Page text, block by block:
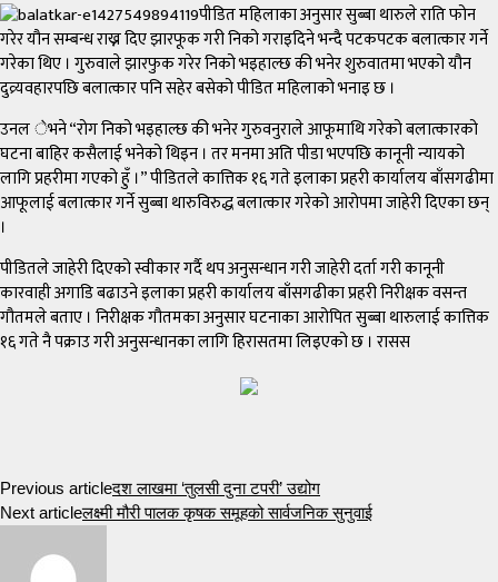
पीडित महिलाका अनुसार सुब्बा थारुले राति फोन
गरेर यौन सम्बन्ध राख्न दिए झारफूक गरी निको गराइदिने भन्दै पटकपटक बलात्कार गर्ने
गरेका थिए । गुरुवाले झारफुक गरेर निको भइहाल्छ की भनेर शुरुवातमा भएको यौन
दुव्र्यवहारपछि बलात्कार पनि सहेर बसेको पीडित महिलाको भनाइ छ ।
उनल ेभने “रोग निको भइहाल्छ की भनेर गुरुवनुराले आफूमाथि गरेको बलात्कारको
घटना बाहिर कसैलाई भनेको थिइन । तर मनमा अति पीडा भएपछि कानूनी न्यायको
लागि प्रहरीमा गएको हुँ ।” पीडितले कात्तिक १६ गते इलाका प्रहरी कार्यालय बाँसगढीमा
आफूलाई बलात्कार गर्ने सुब्बा थारुविरुद्ध बलात्कार गरेको आरोपमा जाहेरी दिएका छन्
।
पीडितले जाहेरी दिएको स्वीकार गर्दै थप अनुसन्धान गरी जाहेरी दर्ता गरी कानूनी
कारवाही अगाडि बढाउने इलाका प्रहरी कार्यालय बाँसगढीका प्रहरी निरीक्षक वसन्त
गौतमले बताए । निरीक्षक गौतमका अनुसार घटनाका आरोपित सुब्बा थारुलाई कात्तिक
१६ गते नै पक्राउ गरी अनुसन्धानका लागि हिरासतमा लिइएको छ । रासस
Previous articleदश लाखमा ‘तुलसी दुना टपरी’ उद्योग
Next articleलक्ष्मी मौरी पालक कृषक समूहको सार्वजनिक सुनुवाई